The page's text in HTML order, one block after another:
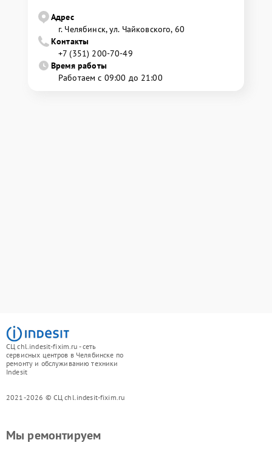
Адрес
г. Челябинск, ул. Чайковского, 60
Контакты
+7 (351) 200-70-49
Время работы
Работаем с 09:00 до 21:00
СЦ chl.indesit-fixim.ru - сеть
сервисных центров в Челябинске по
ремонту и обслуживанию техники
Indesit
2021-2026 © СЦ chl.indesit-fixim.ru
Мы ремонтируем